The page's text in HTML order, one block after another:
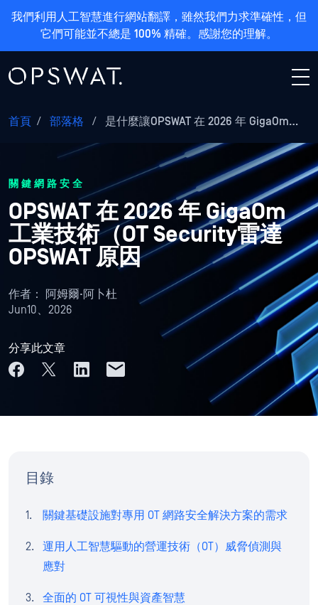
我們利用人工智慧進行網站翻譯，雖然我們力求準確性，但
它們可能並不總是 100% 精確。感謝您的理解。
首頁 / 部落格 / 是什麼讓OPSWAT 在 2026 年 GigaOm…
關鍵網路安全
OPSWAT 在 2026 年 GigaOm
工業技術（OT Security雷達
OPSWAT 原因
作者：
阿姆爾·阿卜杜
Jun10、2026
分享此文章
目錄
關鍵基礎設施對專用 OT 網路安全解決方案的需求
運用人工智慧驅動的營運技術（OT）威脅偵測與
應對
全面的 OT 可視性與資產智慧